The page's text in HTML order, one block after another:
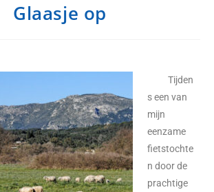
Glaasje op
Tijden
s een van
mijn
eenzame
fietstochte
n door de
prachtige